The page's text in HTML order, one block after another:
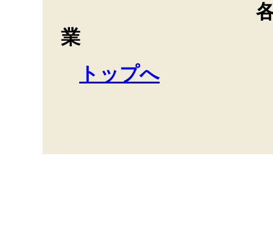
各種イベン
業
トップへ